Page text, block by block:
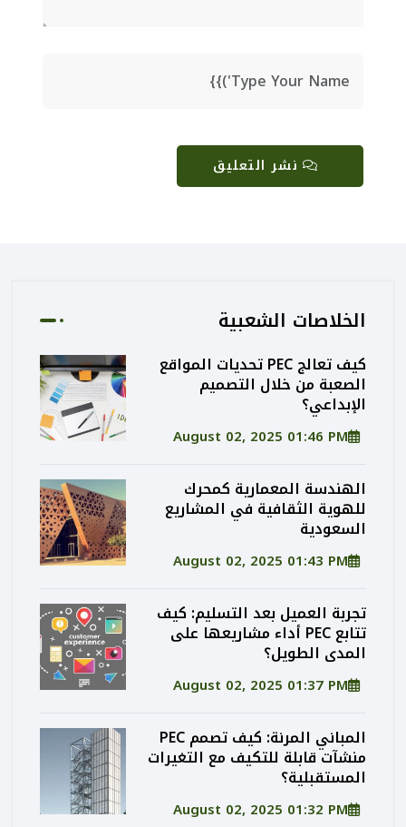
نشر التعليق
الخلاصات الشعبية
كيف تعالج PEC تحديات المواقع
الصعبة من خلال التصميم
الإبداعي؟
August 02, 2025 01:46 PM
الهندسة المعمارية كمحرك
للهوية الثقافية في المشاريع
السعودية
August 02, 2025 01:43 PM
تجربة العميل بعد التسليم: كيف
تتابع PEC أداء مشاريعها على
المدى الطويل؟
August 02, 2025 01:37 PM
المباني المرنة: كيف تصمم PEC
منشآت قابلة للتكيف مع التغيرات
المستقبلية؟
August 02, 2025 01:32 PM